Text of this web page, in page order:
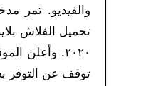
والفيديو. تمر
توقف عن التوفر بعد